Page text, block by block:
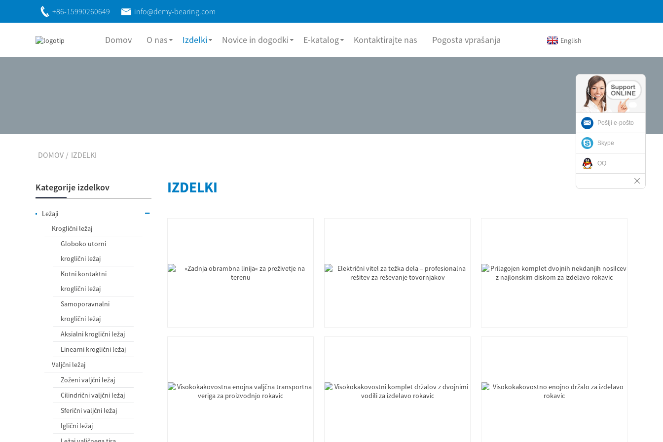
+86-15990260649 info@demy-bearing.com
Domov O nas Izdelki Novice in dogodki E-katalog Kontaktirajte nas Pogosta vprašanja English
DOMOV IZDELKI
Kategorije izdelkov
Ležaji
Kroglični ležaj
Globoko utorni
kroglični ležaj
Kotni kontaktni
kroglični ležaj
Samoporavnalni
kroglični ležaj
Aksialni kroglični ležaj
Linearni kroglični ležaj
Valjčni ležaj
Zoženi valjčni ležaj
Cilindrični valjčni ležaj
Sferični valjčni ležaj
Iglični ležaj
IZDELKI
Pošlji e-pošto
Skype
QQ